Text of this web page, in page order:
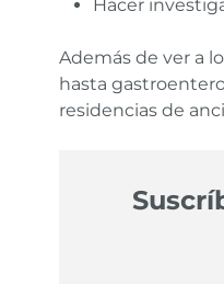
Hacer
Además de ver a
hasta
residencias de